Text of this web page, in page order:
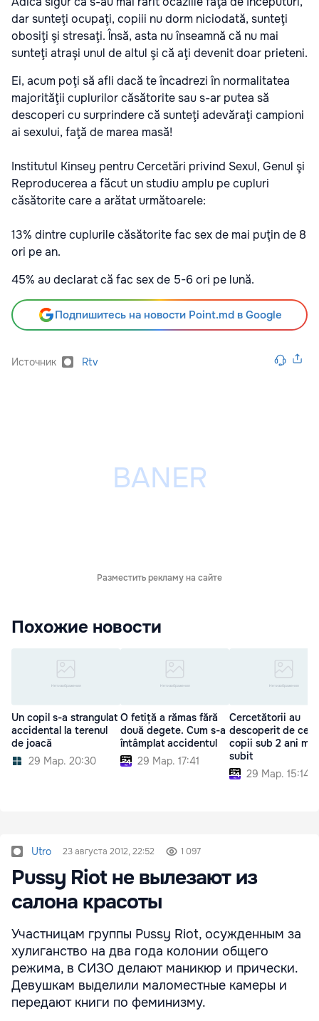
dar sunteţi ocupaţi, copiii nu dorm niciodată, sunteţi
obosiţi şi stresaţi. Însă, asta nu înseamnă că nu mai
sunteţi atraşi unul de altul şi că aţi devenit doar prieteni.
Ei, acum poţi să afli dacă te încadrezi în normalitatea
majorităţii cuplurilor căsătorite sau s-ar putea să
descoperi cu surprindere că sunteţi adevăraţi campioni
ai sexului, faţă de marea masă!
Institutul Kinsey pentru Cercetări privind Sexul, Genul şi
Reproducerea a făcut un studiu amplu pe cupluri
căsătorite care a arătat următoarele:
13% dintre cuplurile căsătorite fac sex de mai puţin de 8
ori pe an.
45% au declarat că fac sex de 5-6 ori pe lună.
Подпишитесь на новости Point.md в Google
Источник Rtv
Разместить рекламу на сайте
Похожие новости
Un copil s-a strangulat
accidental la terenul
de joacă
29 Мар. 20:30
O fetiță a rămas fără
două degete. Cum s-a
întâmplat accidentul
29 Мар. 17:41
Cercetătorii au
descoperit de ce
copii sub 2 ani mor
subit
29 Мар. 15:14
Utro 23 августа 2012, 22:52 1 097
Pussy Riot не вылезают из
салона красоты
Участницам группы Pussy Riot, осужденным за
хулиганство на два года колонии общего
режима, в СИЗО делают маникюр и прически.
Девушкам выделили маломестные камеры и
передают книги по феминизму.